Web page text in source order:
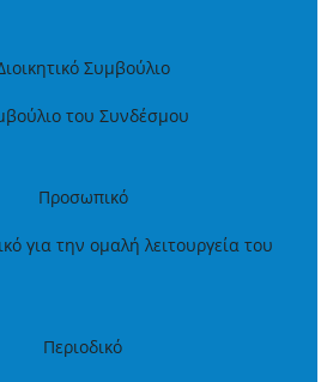
Συμβούλιο
του Συνδέσμου
Προσωπικό
για την ομαλή λειτουργεία του
Περιοδικό